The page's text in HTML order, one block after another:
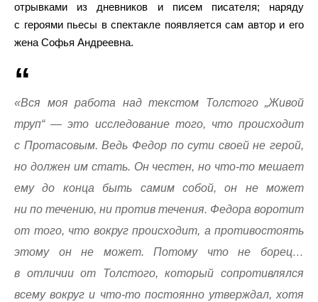
отрывками из дневников и писем писателя; наряду
с героями пьесы в спектакле появляется сам автор и его
жена Софья Андреевна.
«Вся моя работа над текстом Толстого „Живой
труп“ — это исследование того, что происходит
с Протасовым. Ведь Федор по сути своей не герой,
но должен им стать. Он честен, но что-то мешает
ему до конца быть самим собой, он не может
ни по течению, ни против течения. Федора воротит
от того, что вокруг происходит, а противостоять
этому он не может. Потому что не борец…
в отличии от Толстого, который сопротивлялся
всему вокруг и что-то постоянно утверждал, хотя